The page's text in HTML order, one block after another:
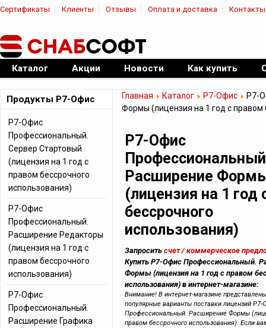
Сертификаты Клиенты Отзывы Оплата и доставка Контакты
Официальный дилер ПО
Каталог Акции Новости Как купить
Главная Каталог Р7-Офис
Р7-
Формы (лицензия на 1 год с правом
Р7-Офис
Расширение
(лицензия на 1 год
бессрочного
использования)
Запросить счет / коммерческое
Купить Р7-Офис Профессиональный.
Формы (лицензия на 1 год с правом
использования) в интернет-магазине:
Внимание! В интернет-магазине
популярные варианты поставки лицензий Р7-
Профессиональный. Расширение Формы
правом бессрочного использования). Если
Продукты Р7-Офис
Р7-Офис
Профессиональный.
Сервер Стартовый
(лицензия на 1 год с
правом бессрочного
использования)
Р7-Офис
Профессиональный.
Расширение Редакторы
(лицензия на 1 год с
правом бессрочного
использования)
Р7-Офис
Профессиональный.
Расширение Графика